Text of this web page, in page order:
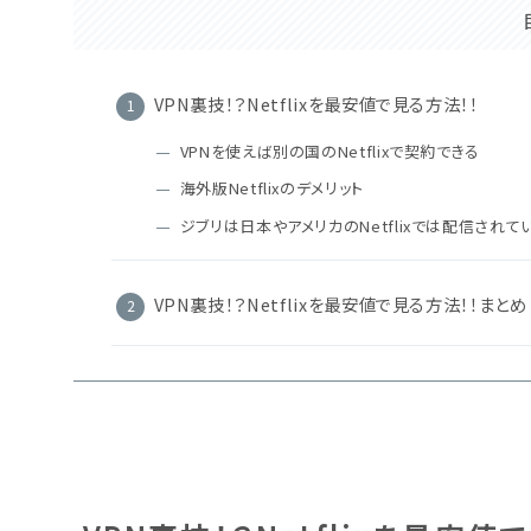
VPN裏技！？Netflixを最安値で見る方法！！
VPNを使えば別の国のNetflixで契約できる
海外版Netflixのデメリット
ジブリは日本やアメリカのNetflixでは配信されて
VPN裏技！？Netflixを最安値で見る方法！！まとめ